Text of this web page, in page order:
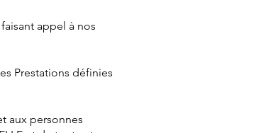
appel à nos
Prestations définies
aux personnes